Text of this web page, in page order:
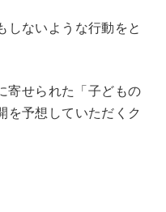
しないような行動をと
寄せられた「子どもの
を予想していただくク